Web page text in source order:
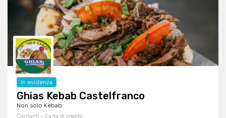
In evidenza
Ghias Kebab Castelfranco
Non solo Kebab
Contanti · Carta di credito